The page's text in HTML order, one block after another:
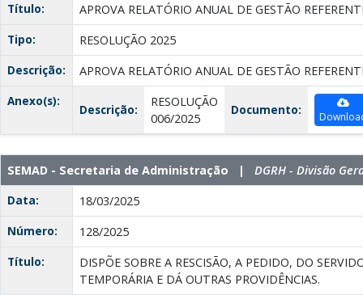
Título:
APROVA RELATÓRIO ANUAL DE GESTÃO
Tipo:
RESOLUÇÃO 2025
Descrição:
APROVA RELATÓRIO ANUAL DE GESTÃO
Anexo(s):
Descrição:
RESOLUÇÃO
006/2025
Documento:
SEMAD - Secretaria de Administração | DGRH - Divisão
Data:
18/03/2025
Número:
128/2025
Título:
DISPÕE SOBRE A RESCISÃO, A PEDIDO, DO
TEMPORÁRIA E DÁ OUTRAS PROVIDÊNCIAS.